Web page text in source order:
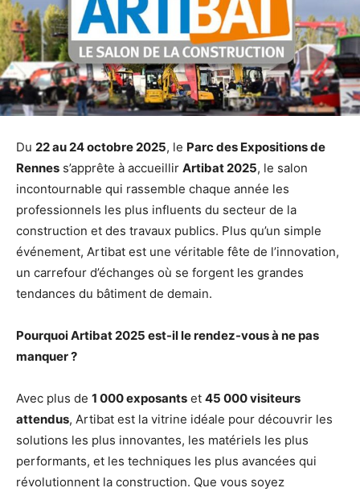
Du 22 au 24 octobre 2025, le Parc des Expositions de
Rennes s’apprête à accueillir Artibat 2025, le salon
incontournable qui rassemble chaque année les
professionnels les plus influents du secteur de la
construction et des travaux publics. Plus qu’un simple
événement, Artibat est une véritable fête de l’innovation,
un carrefour d’échanges où se forgent les grandes
tendances du bâtiment de demain.
Pourquoi Artibat 2025 est-il le rendez-vous à ne pas
manquer ?
Avec plus de 1 000 exposants et 45 000 visiteurs
attendus, Artibat est la vitrine idéale pour découvrir les
solutions les plus innovantes, les matériels les plus
performants, et les techniques les plus avancées qui
révolutionnent la construction. Que vous soyez